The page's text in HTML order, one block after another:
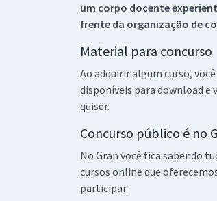
um corpo docente
frente da organização de
Material para concurso
Ao adquirir algum curso,
disponíveis para download e
quiser.
Concurso público é no
No Gran você fica sabendo
cursos online que
participar.